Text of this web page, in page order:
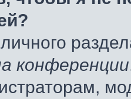
конференции